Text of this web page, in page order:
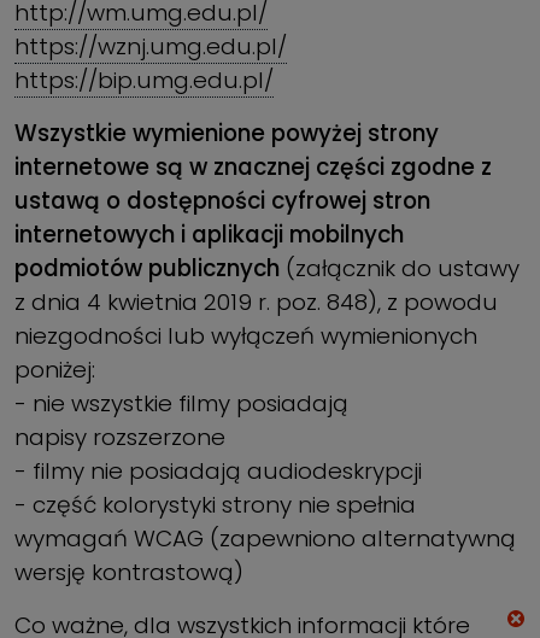
http://wm.umg.edu.pl/
https://wznj.umg.edu.pl/
https://bip.umg.edu.pl/
Wszystkie wymienione powyżej strony
internetowe są w znacznej części zgodne z
ustawą o dostępności cyfrowej stron
internetowych i aplikacji mobilnych
podmiotów publicznych (załącznik do ustawy
z dnia 4 kwietnia 2019 r. poz. 848), z powodu
niezgodności lub wyłączeń wymienionych
poniżej:
- nie wszystkie filmy posiadają
napisy rozszerzone
- filmy nie posiadają audiodeskrypcji
- część kolorystyki strony nie spełnia
wymagań WCAG (zapewniono alternatywną
wersję kontrastową)
Co ważne, dla wszystkich informacji które